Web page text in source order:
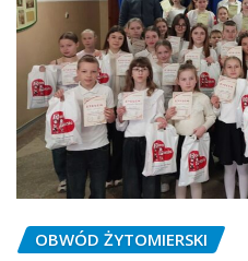
OBWÓD ŻYTOMIERSKI